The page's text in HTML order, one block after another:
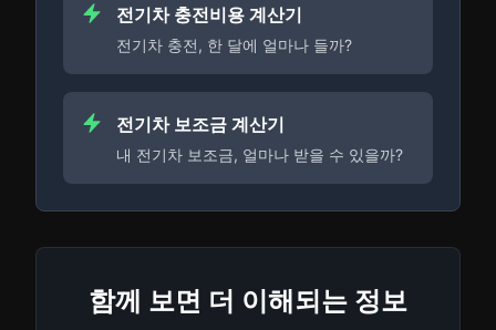
전기차 충전비용 계산기
전기차 충전, 한 달에 얼마나 들까?
전기차 보조금 계산기
내 전기차 보조금, 얼마나 받을 수 있을까?
함께 보면 더 이해되는 정보